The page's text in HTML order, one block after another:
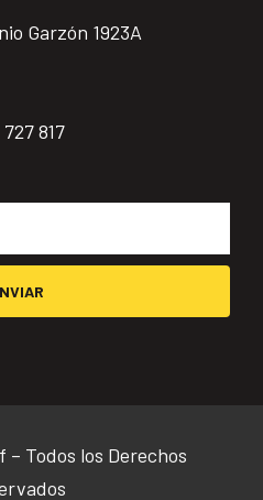
Garzón 1923A
817
– Todos los Derechos